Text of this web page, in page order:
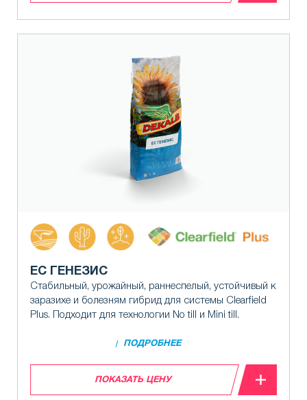
ЕС ГЕНЕЗИС
Стабильный, урожайный, раннеспелый, устойчивый к
заразихе и болезням гибрид для системы Clearfield
Plus. Подходит для технологии No till и Mini till.
ПОДРОБНЕЕ
ПОКАЗАТЬ ЦЕНУ